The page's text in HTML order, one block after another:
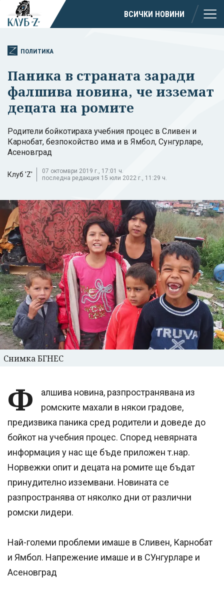
ВСИЧКИ НОВИНИ
ПОЛИТИКА
Паника в страната заради
фалшива новина, че изземат
децата на ромите
Родители бойкотираха учебния процес в Сливен и
Карнобат, безпокойство има и в Ямбол, Сунгурларе,
Асеновград
Клуб 'Z'
07 октомври 2019 г., 17:01 ч.
последна редакция 15 юли 2022 г., 11:29 ч.
Снимка БГНЕС
Ф
алшива новина, разпространявана из
ромските махали в някои градове,
предизвика паника сред родители и доведе до
бойкот на учебния процес. Според невярната
информация у нас ще бъде приложен т.нар.
Норвежки опит и децата на ромите ще бъдат
принудително изземвани. Новината се
разпространява от няколко дни от различни
ромски лидери.
Най-големи проблеми имаше в Сливен, Карнобат
и Ямбол. Напрежение имаше и в СУнгурларе и
Асеновград